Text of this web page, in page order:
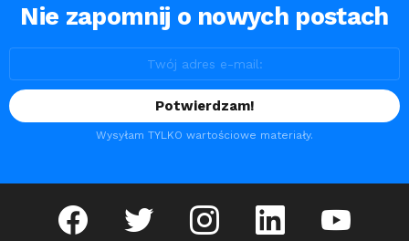
Nie zapomnij o nowych postach
Wysyłam TYLKO wartościowe materiały.
facebook twitter instagram linkedin youtube